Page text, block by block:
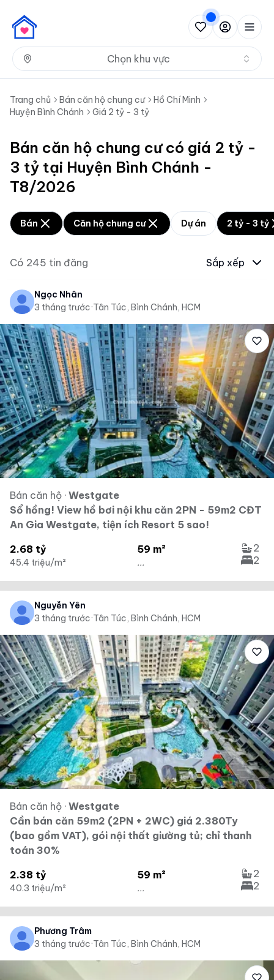
Chọn khu vực
Trang chủ Bán căn hộ chung cư
Hồ Chí Minh
Huyện Bình Chánh
Giá 2 tỷ - 3 tỷ
Bán căn hộ chung cư có giá 2 tỷ -
3 tỷ tại Huyện Bình Chánh -
T8/2026
Bán Căn hộ chung cư Dự án 2 tỷ - 3 tỷ
Có 245 tin đăng Sắp xếp
Ngọc Nhân
3 tháng trước·Tân Túc, Bình Chánh, HCM
Bán căn hộ · Westgate
Sổ hồng! View hồ bơi nội khu căn 2PN - 59m2 CĐT
An Gia Westgate, tiện ích Resort 5 sao!
2.68 tỷ
45.4 triệu/m²
59 m²
...
2
2
Nguyễn Yên
3 tháng trước·Tân Túc, Bình Chánh, HCM
Bán căn hộ · Westgate
Cần bán căn 59m2 (2PN + 2WC) giá 2.380Ty
(bao gồm VAT), gói nội thất giường tủ; chỉ thanh
toán 30%
2.38 tỷ
40.3 triệu/m²
59 m²
...
2
2
Phương Trâm
3 tháng trước·Tân Túc, Bình Chánh, HCM